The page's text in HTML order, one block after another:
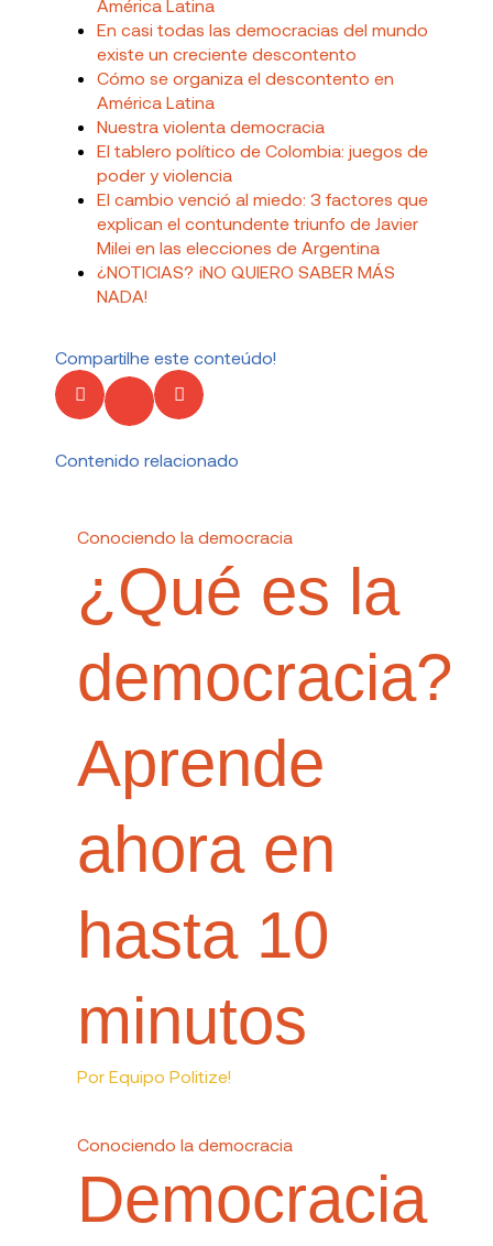
América Latina
En casi todas las democracias del mundo
existe un creciente descontento
Cómo se organiza el descontento en
América Latina
Nuestra violenta democracia
El tablero político de Colombia: juegos de
poder y violencia
El cambio venció al miedo: 3 factores que
explican el contundente triunfo de Javier
Milei en las elecciones de Argentina
¿NOTICIAS? ¡NO QUIERO SABER MÁS
NADA!
Compartilhe este conteúdo!
Contenido relacionado
Conociendo la democracia
¿Qué es la
democracia?
Aprende
ahora en
hasta 10
minutos
Por Equipo Politize!
Conociendo la democracia
Democracia